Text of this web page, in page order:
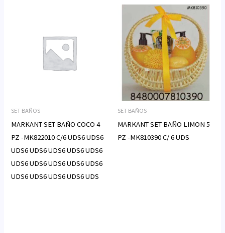
SET BAÑOS
MARKANT SET BAÑO COCO 4
PZ -MK822010 C/6 UDS6 UDS6
UDS6 UDS6 UDS6 UDS6 UDS6
UDS6 UDS6 UDS6 UDS6 UDS6
UDS6 UDS6 UDS6 UDS6 UDS
SET BAÑOS
MARKANT SET BAÑO LIMON 5
PZ -MK810390 C/ 6 UDS